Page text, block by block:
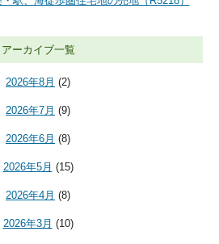
アーカイブ一覧
2026年8月 (2)
2026年7月 (9)
2026年6月 (8)
2026年5月 (15)
2026年4月 (8)
2026年3月 (10)